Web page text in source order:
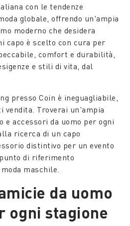
con le tendenze
globale, offrendo un'ampia
moderno che desidera
capo è scelto con cura per
comfort e durabilità,
e stili di vita, dal
presso Coin è ineguagliabile,
vendita. Troverai un'ampia
e accessori da uomo per ogni
ricerca di un capo
distintivo per un evento
di riferimento
maschile.
da uomo
ogni stagione